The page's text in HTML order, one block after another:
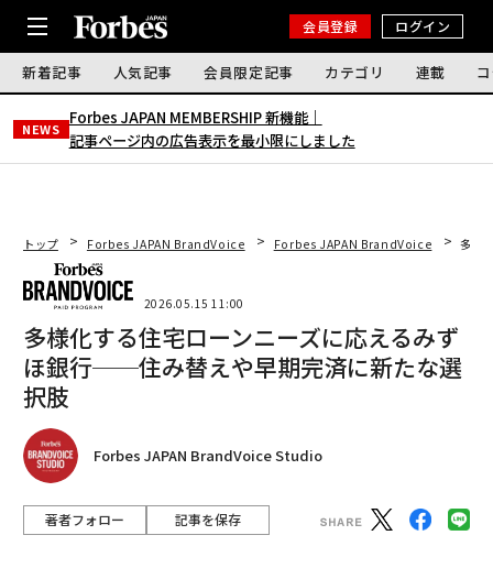
会員登録 ログイン
新着記事 人気記事 会員限定記事 カテゴリ 連載
NEWS
Forbes JAPAN MEMBERSHIP 新機能｜
記事ページ内の広告表示を最小限にしました
トップ Forbes JAPAN BrandVoice Forbes JAPAN BrandVoice 多様
2026.05.15 11:00
多様化する住宅ローンニーズに応えるみず
ほ銀行──住み替えや早期完済に新たな選
択肢
Forbes JAPAN BrandVoice Studio
著者フォロー 記事を保存